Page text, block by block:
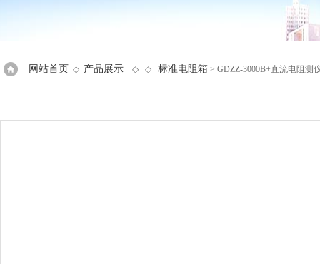
网站首页 ◇ 产品展示 ◇ ◇ 标准电阻箱 > GDZZ-3000B+直流电阻测